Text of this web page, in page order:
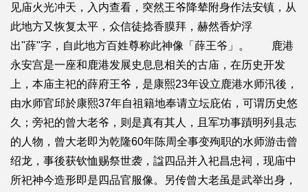
见庙火光冲天，入内查看，突然王爷降辇附身作法安镇，从
此地方又恢复太平，众信徒捻香膜拜，赫然香炉浮
出"薛"字，自此地方百姓尊称此神像「薛王爷」。 鹿港
永安宫是一座和鹿港发展史息息相关的古庙，在历史开发
上，本庙主祀的薛府王爷，是康熙23年设立鹿港水师汛後，
由水师官邱於康熙37年自祖籍地奉请立坛庇佑，可谓历史悠
久；旁祀的曾大老爷，则是真有其人，且军功事蹟明列县志
的人物，曾大老即为乾隆60年陈周全事变殉职的水师游击曾
绍龙，事後获钦恤赐祭世袭，諡四品并入祀昌忠祠，现庙中
所祀神今造形即是四品官服像。另传曾大老虽是武举出身，